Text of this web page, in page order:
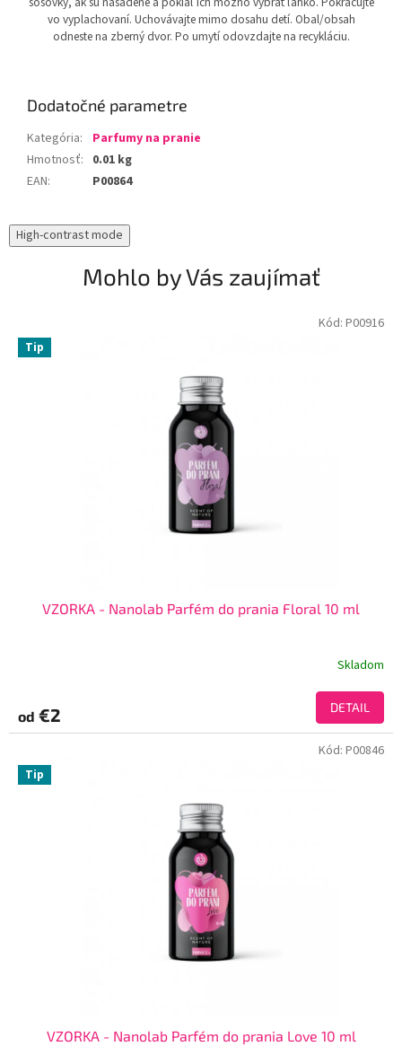
vo vyplachovaní. Uchovávajte mimo dosahu detí. Obal/obsah
odneste na zberný dvor. Po umytí odovzdajte na recykláciu.
Dodatočné parametre
Kategória:
Parfumy na pranie
Hmotnosť: 0.01 kg
EAN: P00864
High-contrast mode
Mohlo by Vás zaujímať
Tip
VZORKA - Nanolab Parfém do prania Floral 10 ml
Skladom
od €2 DETAIL
Kód: P00916
Tip
VZORKA - Nanolab Parfém do prania Love 10 ml
Kód: P00846